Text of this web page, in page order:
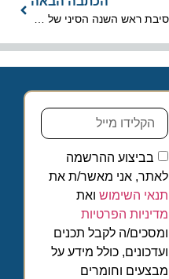
מסיבת ראש השנה הסיני של קתאי פסיפיק
בביצוע ההרשמה
לאתר, אני מאשר/ת את
תנאי השימוש ואת
מדיניות הפרטיות
ומסכים/ה לקבל תכנים
ועדכונים, כולל מידע על
מבצעים וחומרים